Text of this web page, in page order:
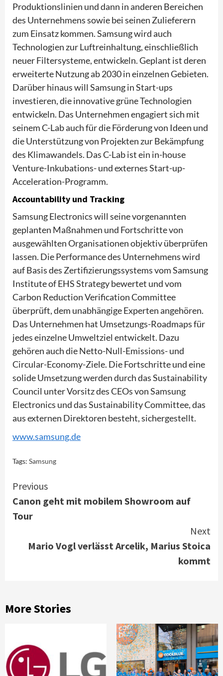
Produktionslinien und dann in anderen Bereichen
des Unternehmens sowie bei seinen Zulieferern
zum Einsatz kommen. Samsung wird auch
Technologien zur Luftreinhaltung, einschließlich
neuer Filtersysteme, entwickeln. Geplant ist deren
erweiterte Nutzung ab 2030 in einzelnen Gebieten.
Darüber hinaus will Samsung in Start-ups
investieren, die innovative grüne Technologien
entwickeln. Das Unternehmen engagiert sich mit
seinem C-Lab auch für die Förderung von Ideen und
die Unterstützung von Projekten zur Bekämpfung
des Klimawandels. Das C-Lab ist ein in-house
Venture-Inkubations- und externes Start-up-
Acceleration-Programm.
Accountability und Tracking
Samsung Electronics will seine vorgenannten
geplanten Maßnahmen und Fortschritte von
ausgewählten Organisationen objektiv überprüfen
lassen. Die Performance des Unternehmens wird
auf Basis des Zertifizierungssystems vom Samsung
Institute of EHS Strategy bewertet und vom
Carbon Reduction Verification Committee
überprüft, dem unabhängige Experten angehören.
Das Unternehmen hat Umsetzungs-Roadmaps für
jedes einzelne Umweltziel entwickelt. Dazu
gehören auch die Netto-Null-Emissions- und
Circular-Economy-Ziele. Die Fortschritte und eine
solide Umsetzung werden durch das Sustainability
Council unter Vorsitz des CEOs von Samsung
Electronics und das Sustainability Committee, das
aus externen Direktoren besteht, sichergestellt.
www.samsung.de
Tags: Samsung
Continue
Reading
Previous
Canon geht mit mobilem Showroom auf
Tour
Next
Mario Vogl verlässt Arcelik, Marius Stoica
kommt
More Stories